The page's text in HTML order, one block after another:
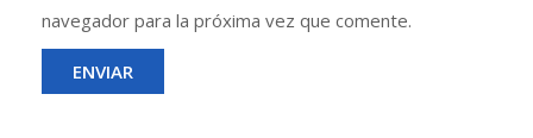
navegador para la próxima vez que comente.